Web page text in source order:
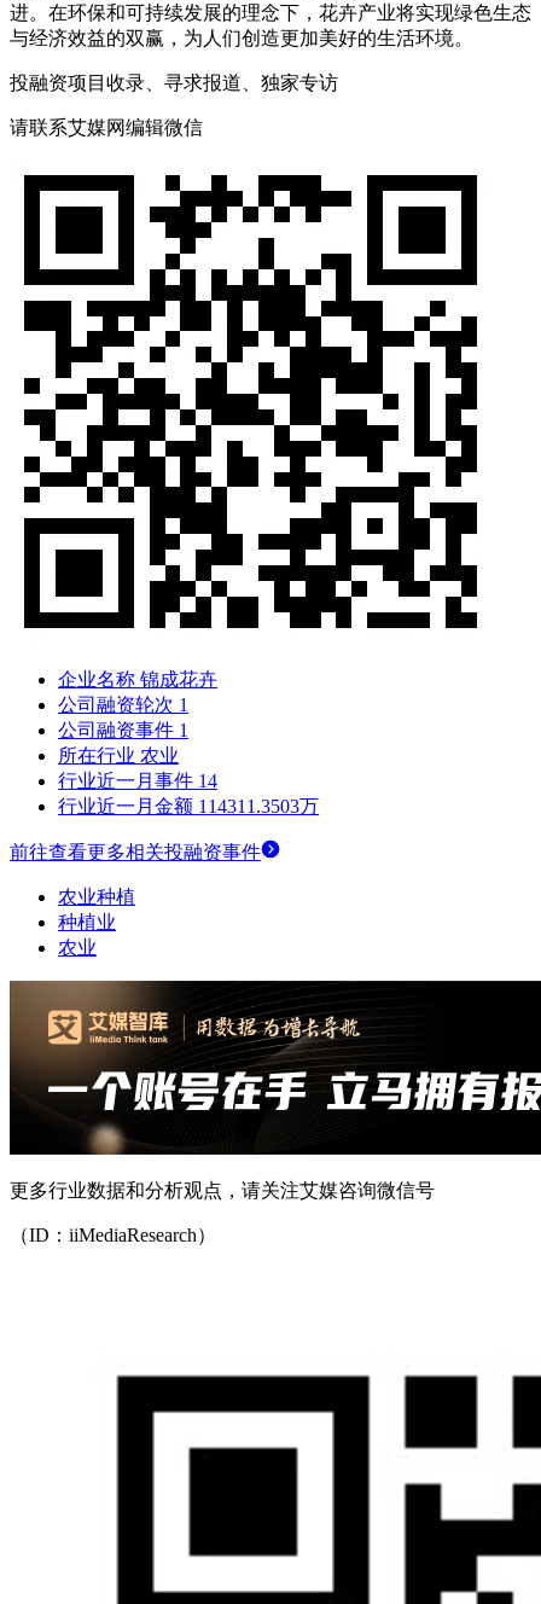
进。在环保和可持续发展的理念下，花卉产业将实现绿色生态
与经济效益的双赢，为人们创造更加美好的生活环境。
投融资项目收录、寻求报道、独家专访
请联系艾媒网编辑微信
企业名称 锦成花卉
公司融资轮次 1
公司融资事件 1
所在行业 农业
行业近一月事件 14
行业近一月金额 114311.3503万
前往查看更多相关投融资事件
农业种植
种植业
农业
更多行业数据和分析观点，请关注艾媒咨询微信号
（ID：iiMediaResearch）